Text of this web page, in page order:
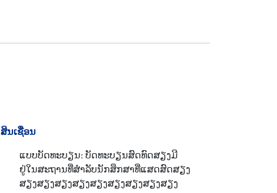
ສິນເຊື່ອນ
ແບບບັດທະບຽນ: ບັດທະບຽນສົດທົດສຽງມີ
ຢູ່ໃນສະຖານທີ່ສໍາລັບນັກສຶກສາທີ່ແສດສົດສຽງ
ສຽງສຽງສຽງສຽງສຽງສຽງສຽງສຽງສຽງ